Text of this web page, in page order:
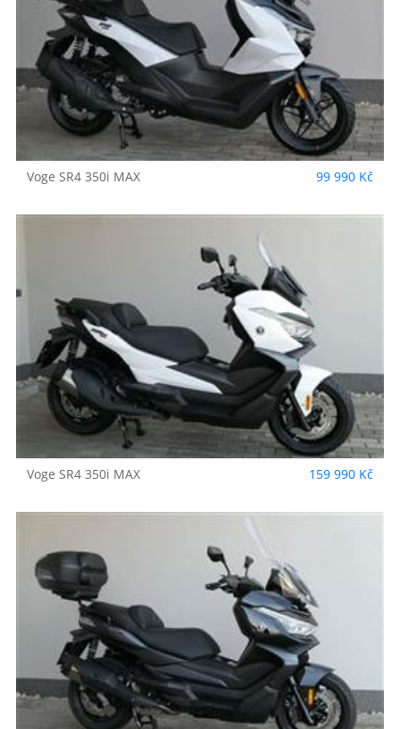
Voge SR4 350i MAX 99 990 Kč
Voge SR4 350i MAX 159 990 Kč